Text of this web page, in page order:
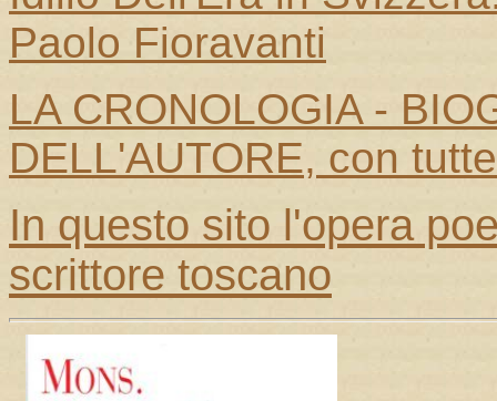
Paolo Fioravanti
LA CRONOLOGIA -
DELL'AUTORE, con
In questo sito l'opera
scrittore toscano